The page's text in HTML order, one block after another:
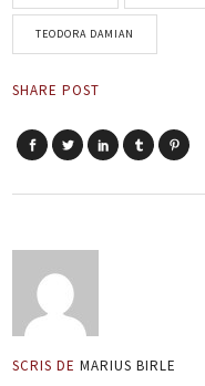
TEODORA DAMIAN
SHARE POST
SCRIS DE MARIUS BIRLE